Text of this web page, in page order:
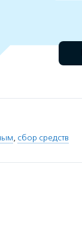
, сбор средств